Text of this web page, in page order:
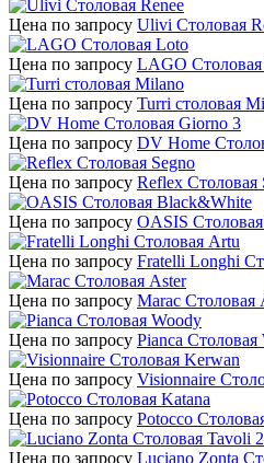
Цена по запросу Ulivi Столовая
Цена по запросу LAGO
Цена по запросу Turri столовая
Цена по запросу DV Home
Цена по запросу Reflex Столовая
Цена по запросу OASIS
Цена по запросу Fratelli Longhi
Цена по запросу Marac Столовая
Цена по запросу Pianca Столовая
Цена по запросу Visionnaire
Цена по запросу Potocco
Цена по запросу Luciano Zonta